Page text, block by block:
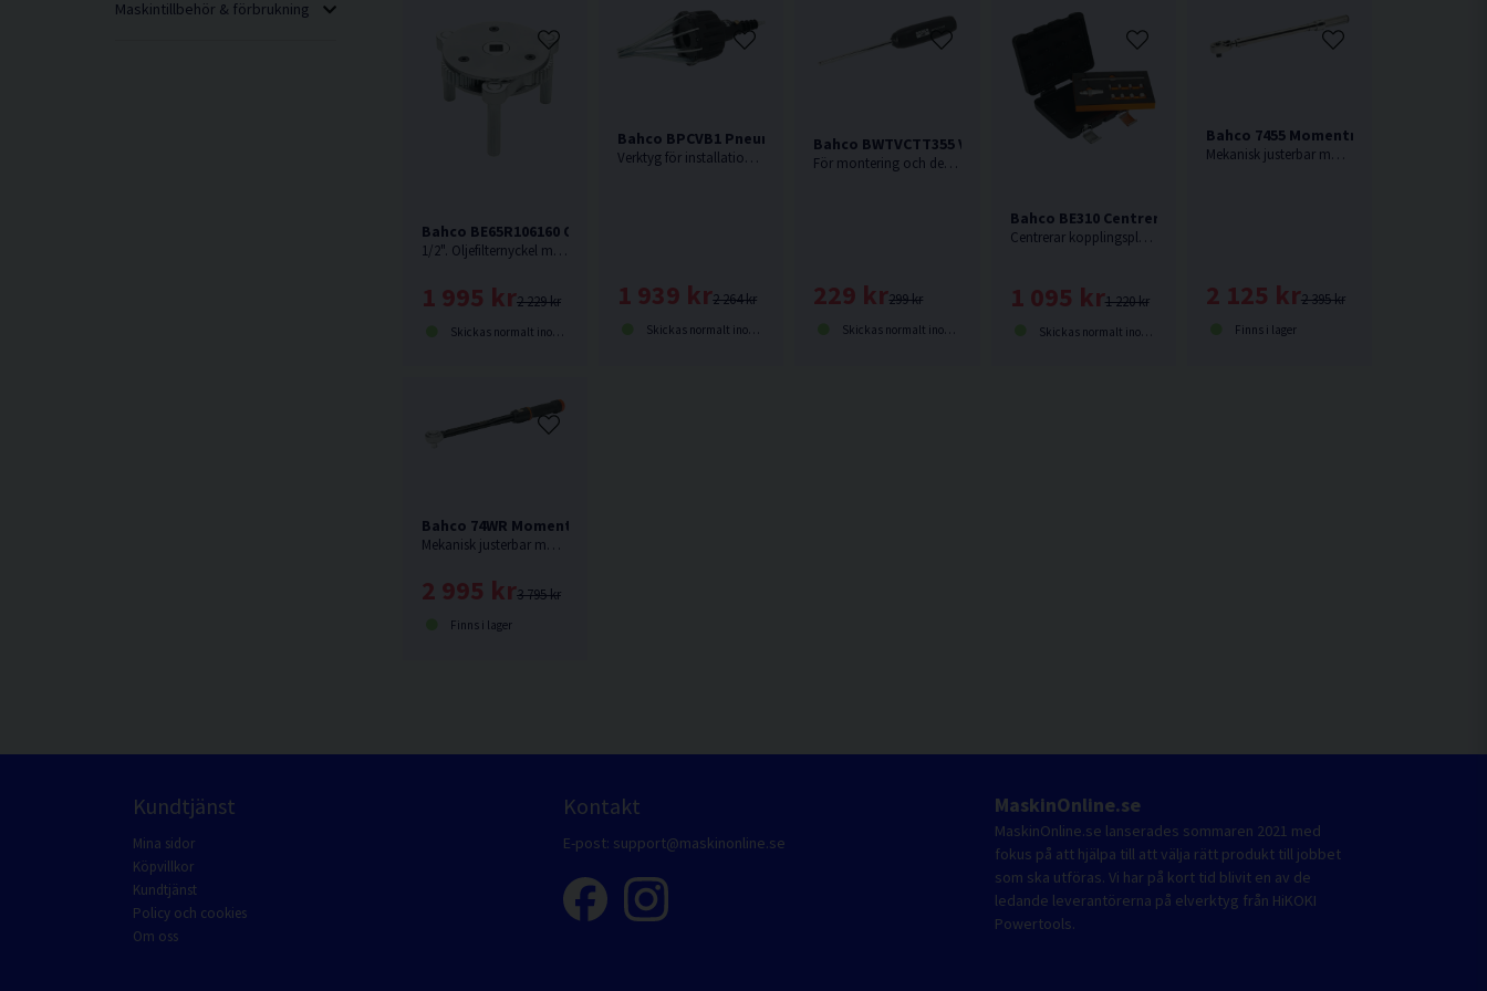
Maskintillbehör & förbrukning
Bahco BE65R106160 Oljefilternyckel 106-160mm
1/2". Oljefilternyckel med 3 ben och öppningsvidd mellan 106-160mm.
2 229 kr
1 995 kr
Skickas normalt inom 2-5 dagar
Bahco BPCVB1 Pneumatiskt CV-Damaskinstallationsverktyg
Verktyg för installation av CV-damask på kardanaxel
2 264 kr
1 939 kr
Skickas normalt inom 2-5 dagar
Bahco BWTVCTT355 Ventilnyckel
För montering och demontering av ventilkärnor.
299 kr
229 kr
Skickas normalt inom 2-5 dagar
Bahco BE310 Centreringsverktyg f. Koppling
Centrerar kopplingsplattan med konformig passning i bussning eller lager
1 220 kr
1 095 kr
Skickas normalt inom 2-5 dagar
Bahco 7455 Momentnyckel 40-200 Nm
Mekanisk justerbar momentklicknyckel med markerad skala och fast spärrhuvud.
2 395 kr
2 125 kr
Finns i lager
Bahco 74WR Momentnyckel 40-200 Nm
Mekanisk justerbar momentklicknyckel med fönsterskala och fast spärrhuvud med genomgående hål från Bahco.
3 795 kr
2 995 kr
Finns i lager
Kundtjänst
Mina sidor
Köpvillkor
Kundtjänst
Policy och cookies
Om oss
Kontakt
E-post: support@maskinonline.se
MaskinOnline.se
MaskinOnline.se lanserades sommaren 2021 med
fokus på att hjälpa till att välja rätt produkt till jobbet
som ska utföras. Vi har på kort tid blivit en av de
ledande leverantörerna på elverktyg från HiKOKI
Powertools.